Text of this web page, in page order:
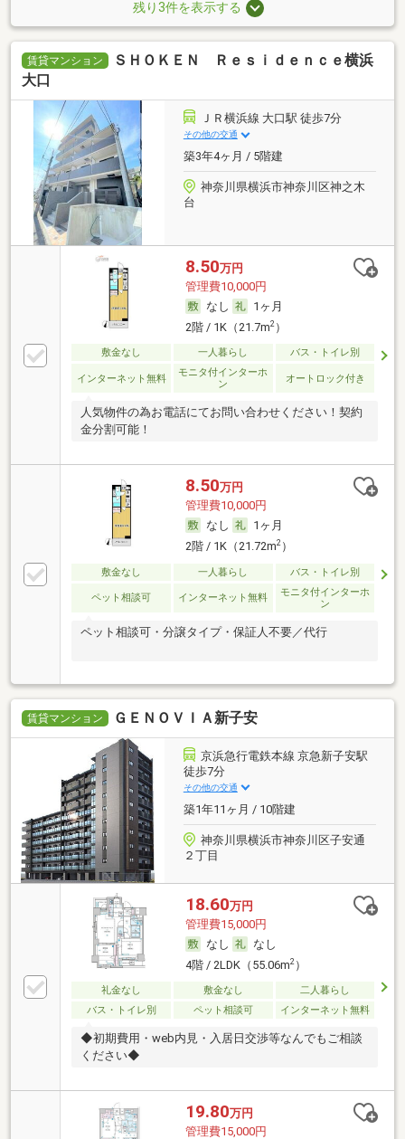
残り3件を表示する
賃貸マンション
ＳＨＯＫＥＮ Ｒｅｓｉｄｅｎｃｅ横浜
大口
ＪＲ横浜線 大口駅 徒歩7分
その他の交通
築3年4ヶ月 / 5階建
神奈川県横浜市神奈川区神之木
台
8.50万円
管理費10,000円
なし
1ヶ月
2階 / 1K（21.7m2）
敷金なし 一人暮らし バス・トイレ別
インターネット無料
モニタ付インターホ
ン
オートロック付き
人気物件の為お電話にてお問い合わせください！契約
金分割可能！
8.50万円
管理費10,000円
なし
1ヶ月
2階 / 1K（21.72m2）
敷金なし 一人暮らし バス・トイレ別
ペット相談可 インターネット無料
モニタ付インターホ
ン
ペット相談可・分譲タイプ・保証人不要／代行
賃貸マンション ＧＥＮＯＶＩＡ新子安
京浜急行電鉄本線 京急新子安駅
徒歩7分
その他の交通
築1年11ヶ月 / 10階建
神奈川県横浜市神奈川区子安通
２丁目
18.60万円
管理費15,000円
なし
なし
4階 / 2LDK（55.06m2）
礼金なし 敷金なし
二人暮らし
バス・トイレ別
ペット相談可 インターネット無料
◆初期費用・web内見・入居日交渉等なんでもご相談
ください◆
19.80万円
管理費15,000円